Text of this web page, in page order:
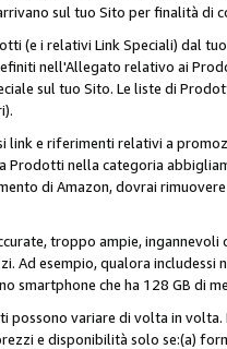
sul tuo Sito per finalità
(e i relativi Link Speciali) dal
nell'Allegato relativo ai
sul tuo Sito. Le liste di
link e riferimenti relativi a
Prodotti nella categoria
di Amazon, dovrai
troppo ampie,
Ad esempio, qualora includessi
smartphone che ha 128 GB di
possono variare di volta in
e disponibilità solo se:(a)